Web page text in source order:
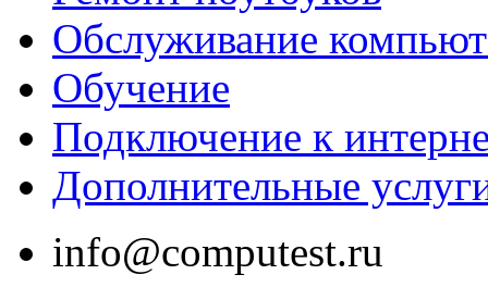
Обслуживание
Обучение
Подключение к
Дополнительные
info@computest.ru